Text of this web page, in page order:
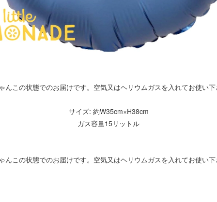
んこの状態でのお届けです。空気又はヘリウムガスを入れてお使い
サイズ: 約W35cm×H38cm
ガス容量15リットル
んこの状態でのお届けです。空気又はヘリウムガスを入れてお使い